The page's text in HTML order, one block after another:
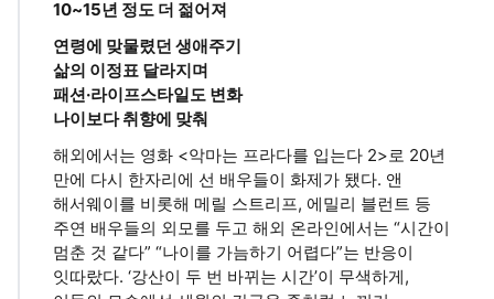
10~15년 정도 더 젊어져
연령에 맞물렸던 생애주기
삶의 이정표 달라지며
패션·라이프스타일도 변화
나이보다 취향에 맞춰
해외에서는 영화 <악마는 프라다를 입는다 2>로 20년
만에 다시 한자리에 선 배우들이 화제가 됐다. 앤
해서웨이를 비롯해 메릴 스트리프, 에밀리 블런트 등
주연 배우들의 외모를 두고 해외 온라인에서는 “시간이
멈춘 것 같다” “나이를 가늠하기 어렵다”는 반응이
잇따랐다. ‘강산이 두 번 바뀌는 시간’이 무색하게,